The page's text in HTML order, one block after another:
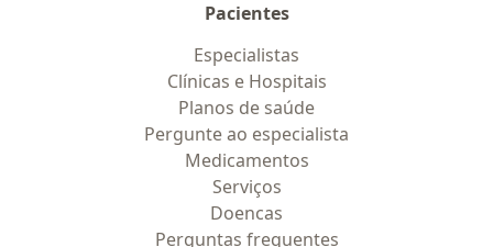
Pacientes
Especialistas
Clínicas e Hospitais
Planos de saúde
Pergunte ao especialista
Medicamentos
Serviços
Doencas
Perguntas frequentes